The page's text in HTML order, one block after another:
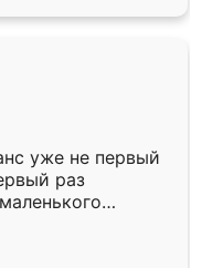
уже не первый
раз
,во второй раз
очень